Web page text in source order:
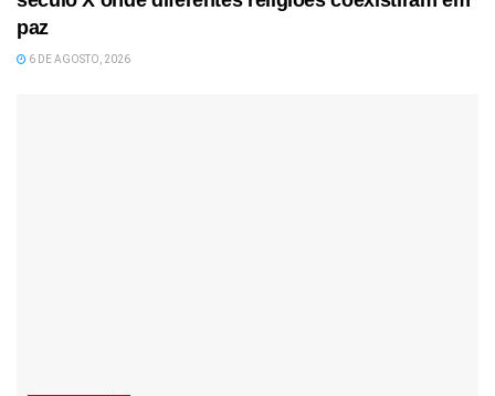
paz
6 DE AGOSTO, 2026